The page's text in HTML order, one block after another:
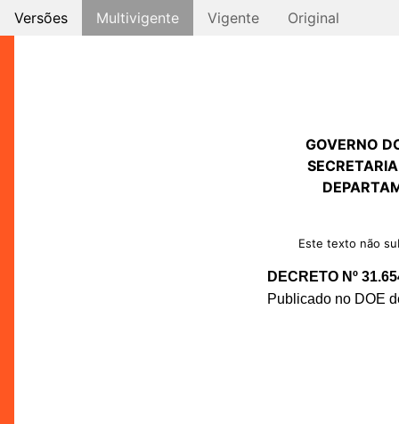
Versões Multivigente Vigente Original
GOVERNO
Este texto não
DECRETO Nº
Publicado no DOE